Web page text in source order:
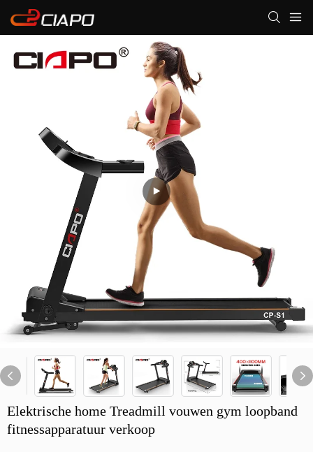
Elektrische home Treadmill vouwen gym loopband
fitnessapparatuur verkoop